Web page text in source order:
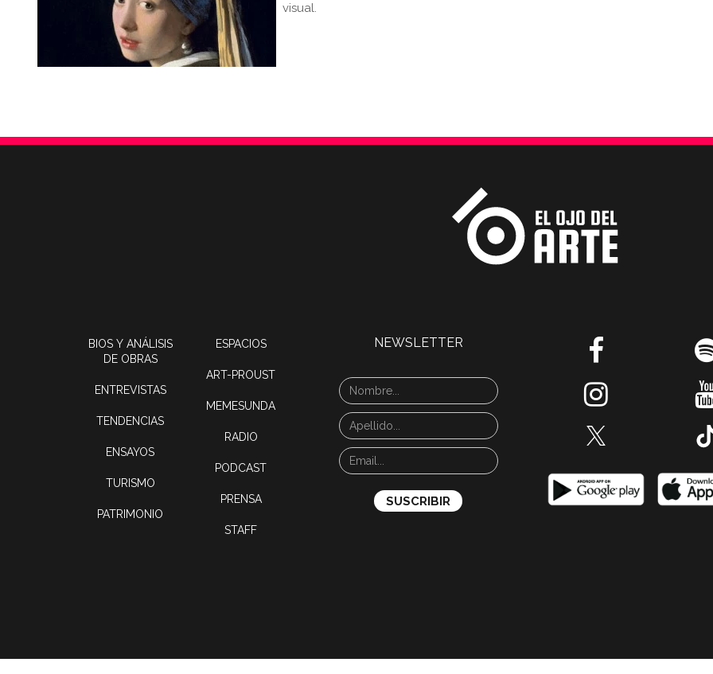
visual.
BIOS Y ANÁLISIS
DE OBRAS
ENTREVISTAS
TENDENCIAS
ENSAYOS
TURISMO
PATRIMONIO
ESPACIOS
ART-PROUST
MEMESUNDA
RADIO
PODCAST
PRENSA
STAFF
NEWSLETTER